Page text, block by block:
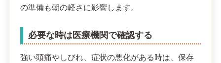
の準備も朝の軽さに影響します。
必要な時は医療機関で確認する
強い頭痛やしびれ、症状の悪化がある時は、保存